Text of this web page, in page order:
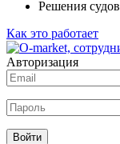
Решения судов
Как это работает
Авторизация
Войти